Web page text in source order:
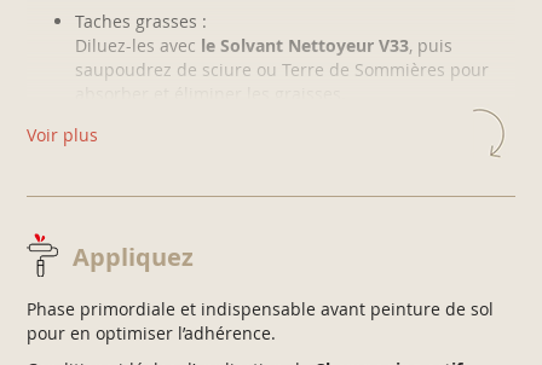
Taches grasses :
Diluez-les avec le Solvant Nettoyeur V33, puis
saupoudrez de sciure ou Terre de Sommières pour
Voir plus
Appliquez
Phase primordiale et indispensable avant peinture de sol
pour en optimiser l’adhérence.